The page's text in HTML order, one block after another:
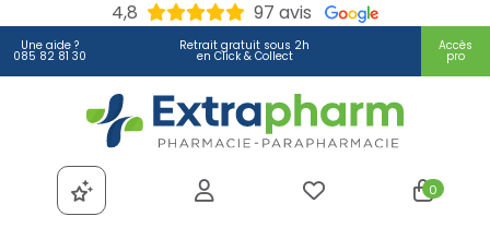
4,8 97 avis
Une aide ?
085 82 81 30
Retrait gratuit sous 2h
en Click & Collect
Accès
pro
Extrapharm Votre
0